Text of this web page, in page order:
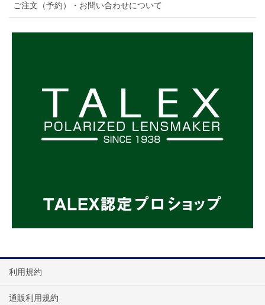
ご注文（予約）・お問い合わせについて
利用規約
通販利用規約